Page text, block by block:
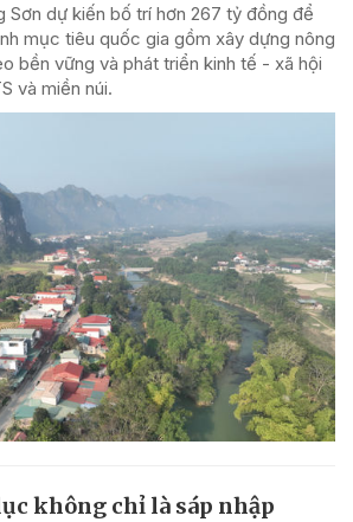
Sơn dự kiến bố trí hơn 267 tỷ đồng để
mục tiêu quốc gia gồm xây dựng nông
bền vững và phát triển kinh tế - xã hội
và miền núi.
không chỉ là sáp nhập